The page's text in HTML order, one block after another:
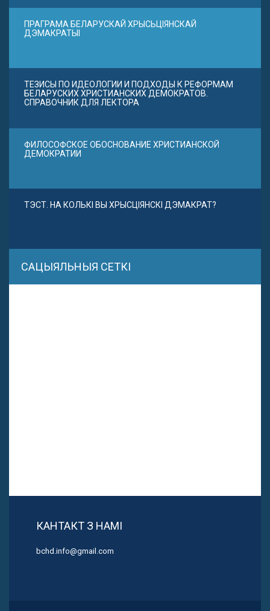
ПРАГРАМА БЕЛАРУСКАЙ ХРЫСЬЦІЯНСКАЙ
ДЭМАКРАТЫІ
ТЕЗИСЫ ПО ИДЕОЛОГИИ И ПОДХОДЫ К РЕФОРМАМ
БЕЛАРУСКИХ ХРИСТИАНСКИХ ДЕМОКРАТОВ.
СПРАВОЧНИК ДЛЯ ЛЕКТОРА
ФИЛОСОФСКОЕ ОБОСНОВАНИЕ ХРИСТИАНСКОЙ
ДЕМОКРАТИИ
ТЭСТ. НА КОЛЬКІ ВЫ ХРЫСЦІЯНСКІ ДЭМАКРАТ?
САЦЫЯЛЬНЫЯ СЕТКІ
КАНТАКТ З НАМІ
bchd.info@gmail.com